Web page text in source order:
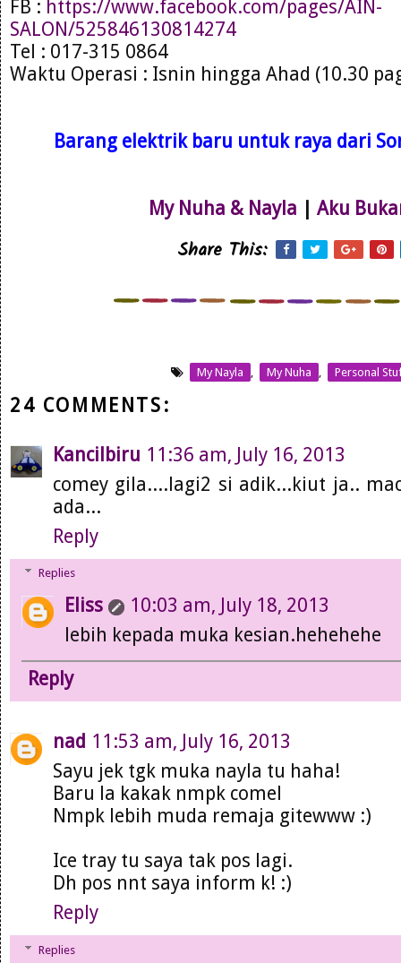
FB : https://www.facebook.com/pages/AIN-
SALON/525846130814274
Tel : 017-315 0864
Waktu Operasi : Isnin hingga Ahad (10.30
Barang elektrik baru untuk raya dari
My Nuha & Nayla | Aku
Share This:
My Nayla My Nuha Personal
24 COMMENTS:
Kancilbiru 11:36 am, July 16, 2013
comey gila....lagi2 si adik...kiut ja..
ada...
Reply
Replies
Eliss
10:03 am, July 18, 2013
lebih kepada muka kesian.hehehehe
Reply
nad 11:53 am, July 16, 2013
Sayu jek tgk muka nayla tu haha!
Baru la kakak nmpk comel
Nmpk lebih muda remaja gitewww :)
Ice tray tu saya tak pos lagi.
Dh pos nnt saya inform k! :)
Reply
Replies